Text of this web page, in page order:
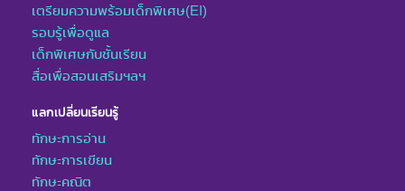
เตรียมความพร้อมเด็กพิเศษ(EI)
รอบรู้เพื่อดูแล
เด็กพิเศษกับชั้นเรียน
สื่อเพื่อสอนเสริมฯลฯ
แลกเปลี่ยนเรียนรู้
ทักษะการอ่าน
ทักษะการเขียน
ทักษะคณิต